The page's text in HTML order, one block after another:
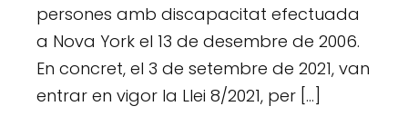
persones amb discapacitat efectuada
a Nova York el 13 de desembre de 2006.
En concret, el 3 de setembre de 2021, van
entrar en vigor la Llei 8/2021, per […]